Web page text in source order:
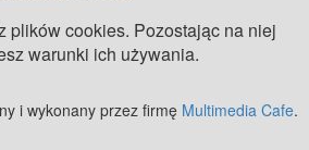
plików cookies. Pozostając na niej
warunki ich używania.
i wykonany przez firmę Multimedia Cafe.